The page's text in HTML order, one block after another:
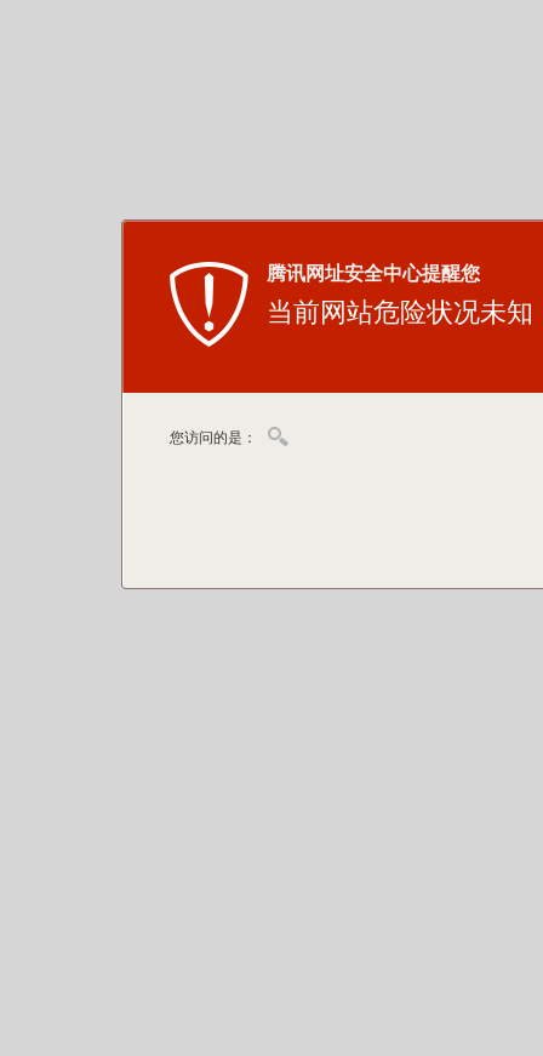
腾讯网址安全中心提醒您
当前网站危险状况未知
您访问的是：